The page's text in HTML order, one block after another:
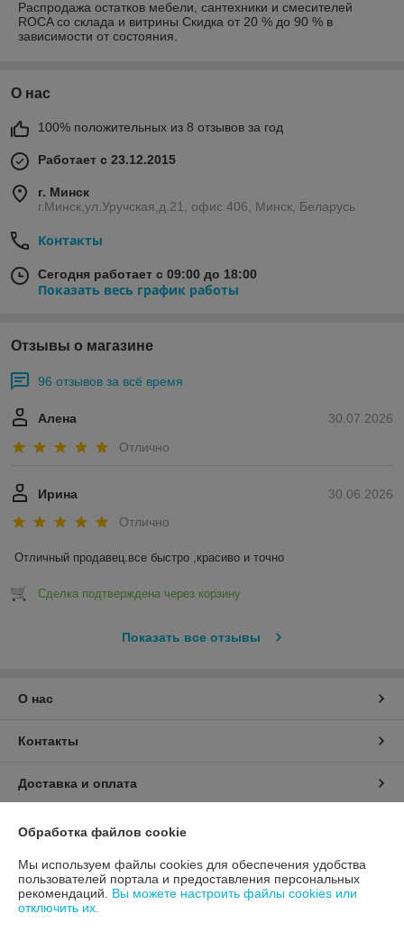
Распродажа остатков мебели, сантехники и смесителей
ROCA со склада и витрины Скидка от 20 % до 90 % в
зависимости от состояния.
О нас
100% положительных из 8 отзывов за год
Работает с 23.12.2015
г. Минск
г.Минск,ул.Уручская,д.21, офис 406, Минск, Беларусь
Контакты
Сегодня работает с 09:00 до 18:00
Показать весь график работы
Отзывы о магазине
96 отзывов за всё время
30.07.2026
Алена
Отлично
30.06.2026
Ирина
Отлично
Отличный продавец.все быстро ,красиво и точно
Сделка подтверждена через корзину
Показать все отзывы
О нас
Контакты
Доставка и оплата
График работы
Полная версия сайта
Политика обработки cookies
Обработка файлов cookie
Мы используем файлы cookies для обеспечения удобства
пользователей портала и предоставления персональных
рекомендаций. Вы можете настроить файлы cookies или
отключить их.